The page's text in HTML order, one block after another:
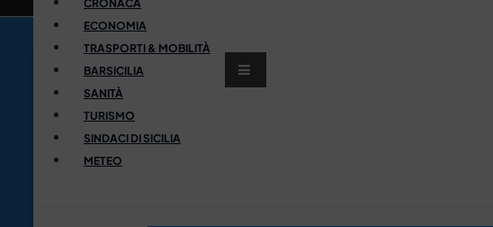
CRONACA
ECONOMIA
TRASPORTI & MOBILITÀ
BARSICILIA
SANITÀ
TURISMO
SINDACI DI SICILIA
METEO